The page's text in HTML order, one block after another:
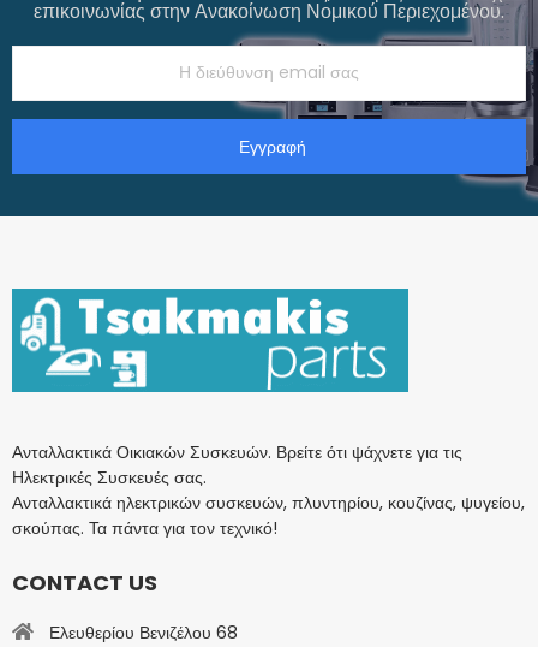
επικοινωνίας στην Ανακοίνωση Νομικού Περιεχομένου.
Εγγραφή
Ανταλλακτικά Οικιακών Συσκευών. Βρείτε ότι ψάχνετε για τις
Ηλεκτρικές Συσκευές σας.
Ανταλλακτικά ηλεκτρικών συσκευών, πλυντηρίου, κουζίνας, ψυγείου,
σκούπας. Τα πάντα για τον τεχνικό!
CONTACT US
Ελευθερίου Βενιζέλου 68